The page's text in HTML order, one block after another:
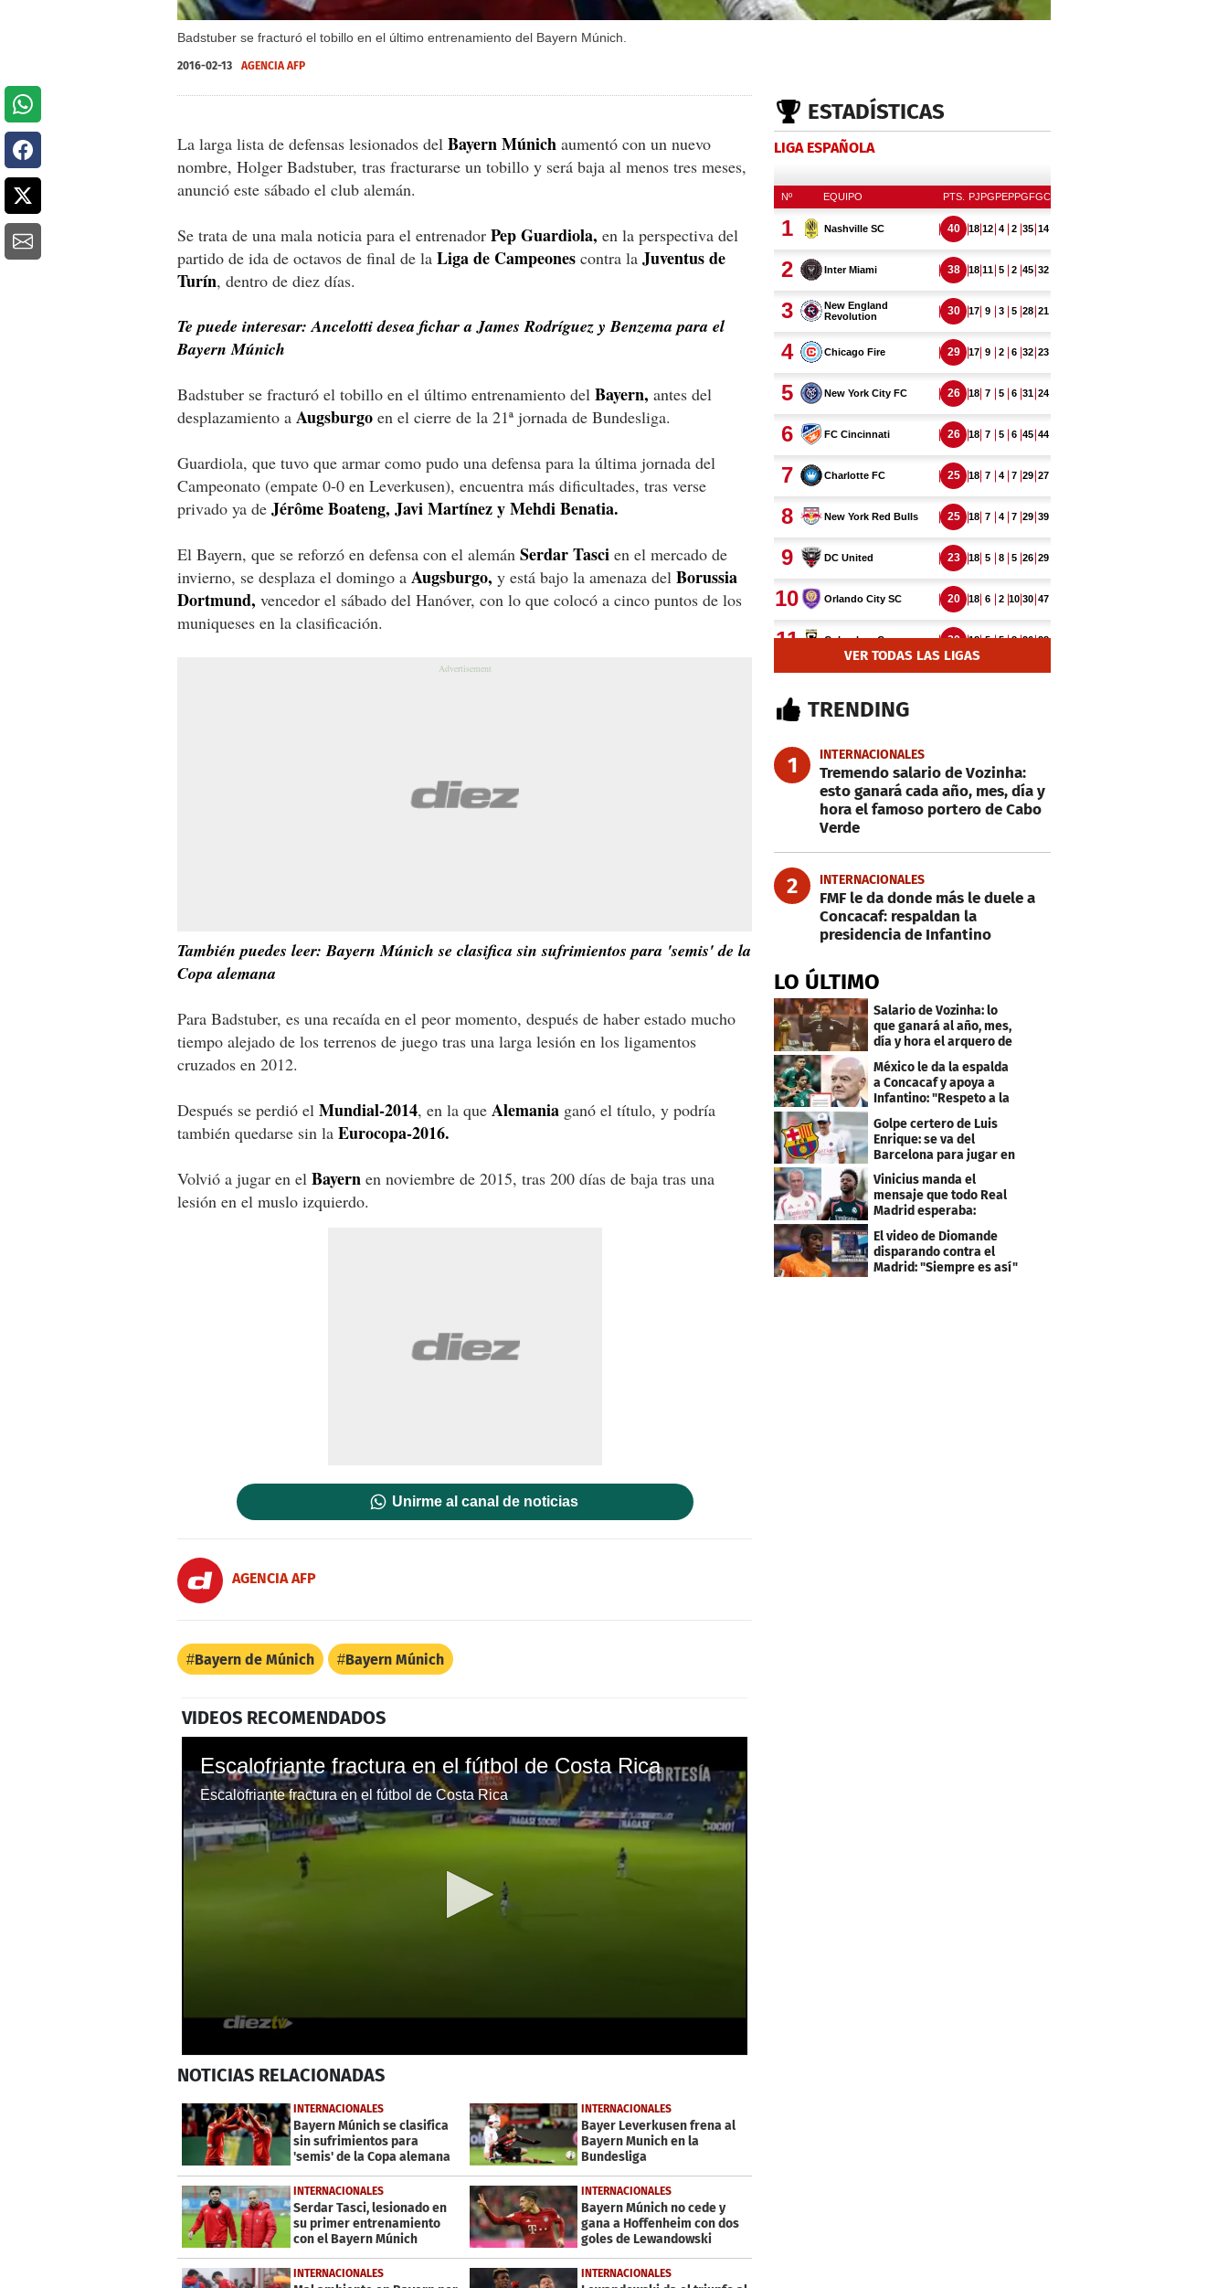
Badstuber se fracturó el tobillo en el último entrenamiento del Bayern Múnich.
2016-02-13 AGENCIA AFP
La larga lista de defensas lesionados del Bayern Múnich aumentó con un nuevo
nombre, Holger Badstuber, tras fracturarse un tobillo y será baja al menos tres meses,
anunció este sábado el club alemán.
Se trata de una mala noticia para el entrenador Pep Guardiola, en la perspectiva del
partido de ida de octavos de final de la Liga de Campeones contra la Juventus de
Turín, dentro de diez días.
Te puede interesar: Ancelotti desea fichar a James Rodríguez y Benzema para el
Bayern Múnich
Badstuber se fracturó el tobillo en el último entrenamiento del Bayern, antes del
desplazamiento a Augsburgo en el cierre de la 21ª jornada de Bundesliga.
Guardiola, que tuvo que armar como pudo una defensa para la última jornada del
Campeonato (empate 0-0 en Leverkusen), encuentra más dificultades, tras verse
privado ya de Jérôme Boateng, Javi Martínez y Mehdi Benatia.
El Bayern, que se reforzó en defensa con el alemán Serdar Tasci en el mercado de
invierno, se desplaza el domingo a Augsburgo, y está bajo la amenaza del Borussia
Dortmund, vencedor el sábado del Hanóver, con lo que colocó a cinco puntos de los
muniqueses en la clasificación.
También puedes leer: Bayern Múnich se clasifica sin sufrimientos para 'semis' de la
Copa alemana
Para Badstuber, es una recaída en el peor momento, después de haber estado mucho
tiempo alejado de los terrenos de juego tras una larga lesión en los ligamentos
cruzados en 2012.
Después se perdió el Mundial-2014, en la que Alemania ganó el título, y podría
también quedarse sin la Eurocopa-2016.
Volvió a jugar en el Bayern en noviembre de 2015, tras 200 días de baja tras una
lesión en el muslo izquierdo.
Unirme al canal de noticias
AGENCIA AFP
Bayern de Múnich Bayern Múnich
VIDEOS RECOMENDADOS
Escalofriante fractura en el fútbol de Costa Rica
Escalofriante fractura en el fútbol de Costa Rica
seconds
56
secondsVolume
0%
NOTICIAS RELACIONADAS
INTERNACIONALES
Bayern Múnich se clasifica
sin sufrimientos para
'semis' de la Copa alemana
INTERNACIONALES
Bayer Leverkusen frena al
Bayern Munich en la
Bundesliga
INTERNACIONALES
Serdar Tasci, lesionado en
su primer entrenamiento
con el Bayern Múnich
INTERNACIONALES
Bayern Múnich no cede y
gana a Hoffenheim con dos
goles de Lewandowski
INTERNACIONALES INTERNACIONALES
ESTADÍSTICAS
LIGA ESPAÑOLA
VER TODAS LAS LIGAS
TRENDING
1 INTERNACIONALES
Tremendo salario de Vozinha:
esto ganará cada año, mes, día y
hora el famoso portero de Cabo
Verde
2 INTERNACIONALES
FMF le da donde más le duele a
Concacaf: respaldan la
presidencia de Infantino
LO ÚLTIMO
Salario de Vozinha: lo
que ganará al año, mes,
día y hora el arquero de
Cabo Verde
México le da la espalda
a Concacaf y apoya a
Infantino: "Respeto a la
gobernanza"
Golpe certero de Luis
Enrique: se va del
Barcelona para jugar en
el PSG
Vinicius manda el
mensaje que todo Real
Madrid esperaba:
"Mourinho..."
El video de Diomande
disparando contra el
Madrid: "Siempre es así"